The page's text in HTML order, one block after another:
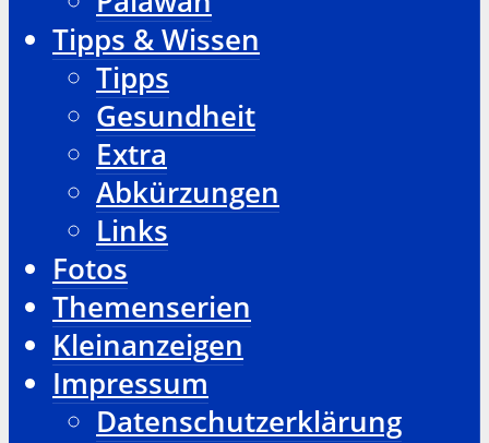
Tipps & Wissen
Tipps
Gesundheit
Extra
Abkürzungen
Links
Fotos
Themenserien
Kleinanzeigen
Impressum
Datenschutzerklärung